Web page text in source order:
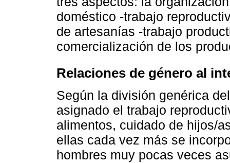
doméstico -trabajo
de artesanías -trabajo
comercialización de los
Relaciones de género al
Según la división genérica
asignado el trabajo
alimentos, cuidado de hijos/
ellas cada vez más se
hombres muy pocas veces